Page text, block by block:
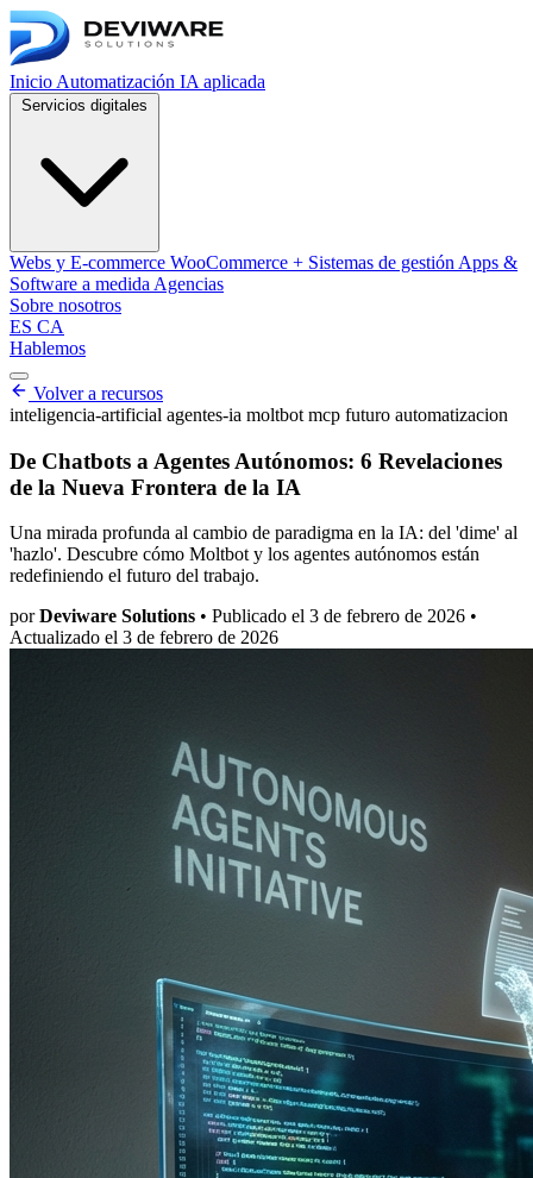
Inicio Automatización IA aplicada
Webs y E-commerce WooCommerce + Sistemas de gestión Apps &
Software a medida Agencias
Sobre nosotros
ES CA
Hablemos
Abrir menú de navegación
Volver a recursos
inteligencia-artificial agentes-ia moltbot mcp futuro automatizacion
De Chatbots a Agentes Autónomos: 6 Revelaciones
de la Nueva Frontera de la IA
Una mirada profunda al cambio de paradigma en la IA: del 'dime' al
'hazlo'. Descubre cómo Moltbot y los agentes autónomos están
redefiniendo el futuro del trabajo.
porDeviware Solutions • Publicado el 3 de febrero de 2026 •
Actualizado el 3 de febrero de 2026